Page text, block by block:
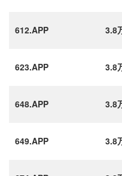
612.APP 3.8
623.APP 3.8
648.APP 3.8
649.APP 3.8